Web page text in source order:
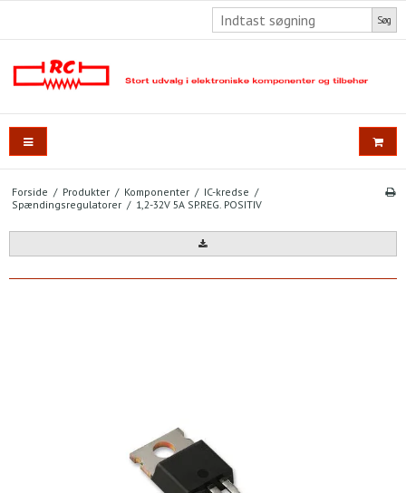
Søg
Forside / Produkter / Komponenter / IC-kredse /
Spændingsregulatorer / 1,2-32V 5A SP.REG. POSITIV